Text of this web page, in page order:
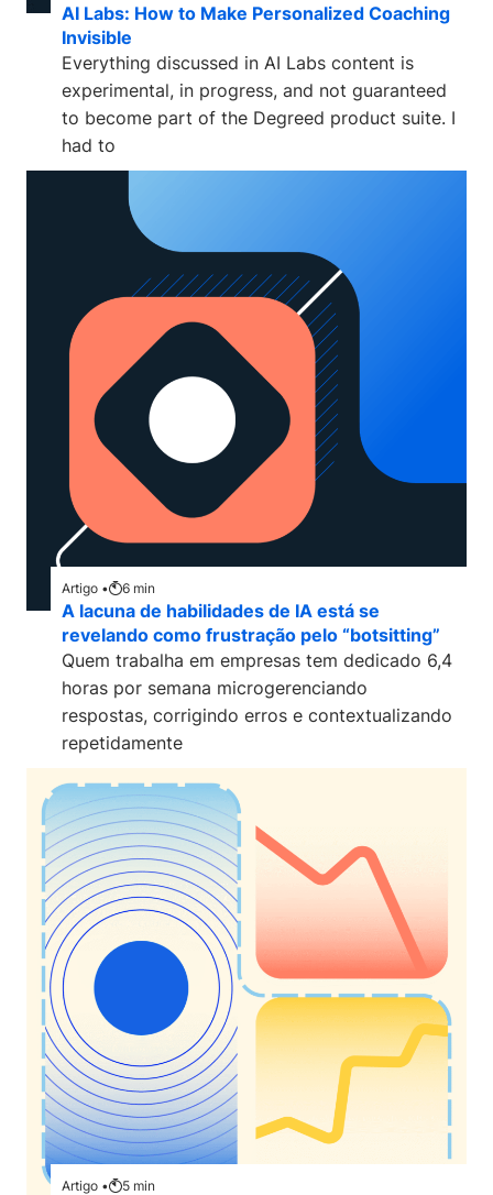
AI Labs: How to Make Personalized Coaching
Invisible
Everything discussed in AI Labs content is
experimental, in progress, and not guaranteed
to become part of the Degreed product suite. I
had to
Artigo • 6 min
A lacuna de habilidades de IA está se
revelando como frustração pelo “botsitting”
Quem trabalha em empresas tem dedicado 6,4
horas por semana microgerenciando
respostas, corrigindo erros e contextualizando
repetidamente
Artigo • 5 min